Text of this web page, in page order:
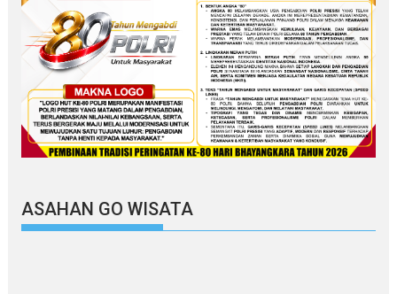
ASAHAN GO WISATA